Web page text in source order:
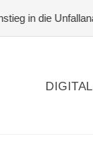
die Unfallanalyse
DIGITAL